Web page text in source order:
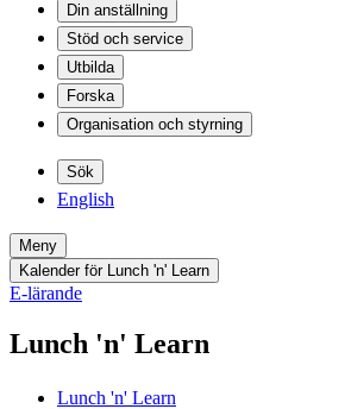
Din anställning
Stöd och service
Utbilda
Forska
Organisation och styrning
Sök
English
Meny
Kalender för Lunch 'n' Learn
E-lärande
Lunch 'n' Learn
Lunch 'n' Learn